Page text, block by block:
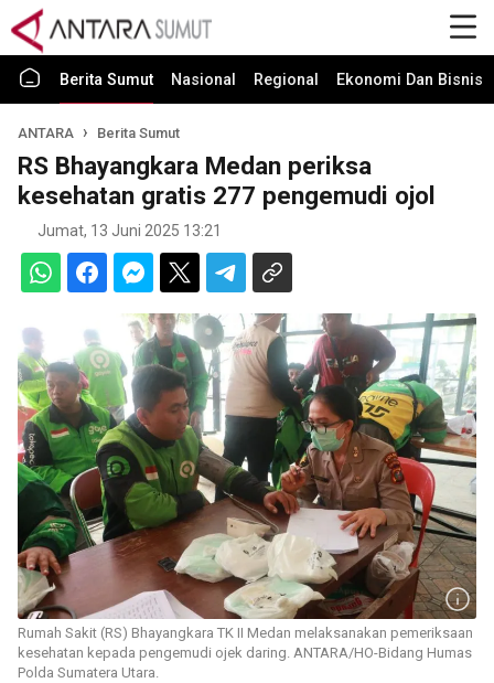
Berita Sumut Nasional Regional Ekonomi Dan Bisnis
ANTARA Berita Sumut
RS Bhayangkara Medan periksa
kesehatan gratis 277 pengemudi ojol
Jumat, 13 Juni 2025 13:21
Rumah Sakit (RS) Bhayangkara TK II Medan melaksanakan pemeriksaan
kesehatan kepada pengemudi ojek daring. ANTARA/HO-Bidang Humas
Polda Sumatera Utara.